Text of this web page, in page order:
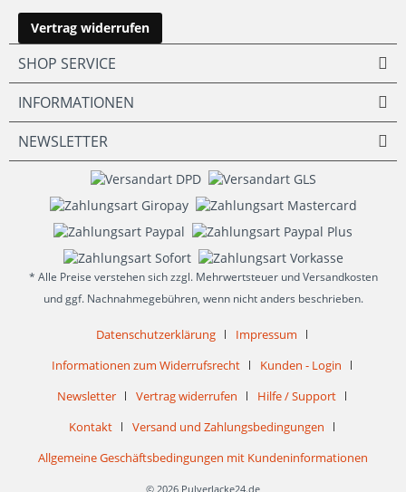
Vertrag widerrufen
SHOP SERVICE
INFORMATIONEN
NEWSLETTER
* Alle Preise verstehen sich zzgl. Mehrwertsteuer und Versandkosten
und ggf. Nachnahmegebühren, wenn nicht anders beschrieben.
Datenschutzerklärung
Impressum
Informationen zum Widerrufsrecht
Kunden - Login
Newsletter
Vertrag widerrufen
Hilfe / Support
Kontakt
Versand und Zahlungsbedingungen
Allgemeine Geschäftsbedingungen mit Kundeninformationen
© 2026 Pulverlacke24.de